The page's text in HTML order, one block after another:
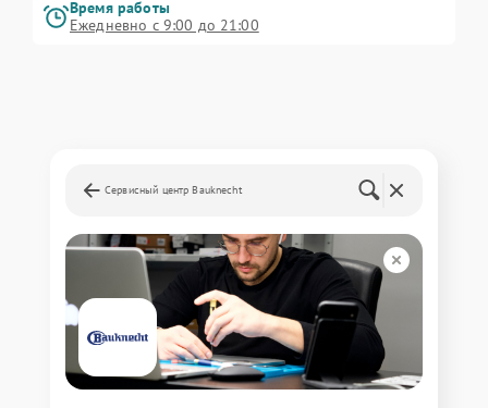
Время работы
Ежедневно с 9:00 до 21:00
Сервисный центр Bauknecht